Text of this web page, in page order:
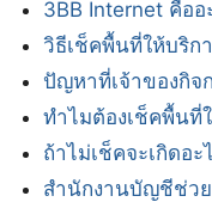
3BB Internet คืออ
วิธีเช็คพื้นที่ให้บริก
ปัญหาที่เจ้าของกิจ
ทำไมต้องเช็คพื้นที่
ถ้าไม่เช็คจะเกิดอะ
สำนักงานบัญชีช่วย